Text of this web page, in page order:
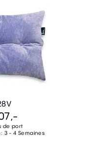
de port
3 - 4 Semaines